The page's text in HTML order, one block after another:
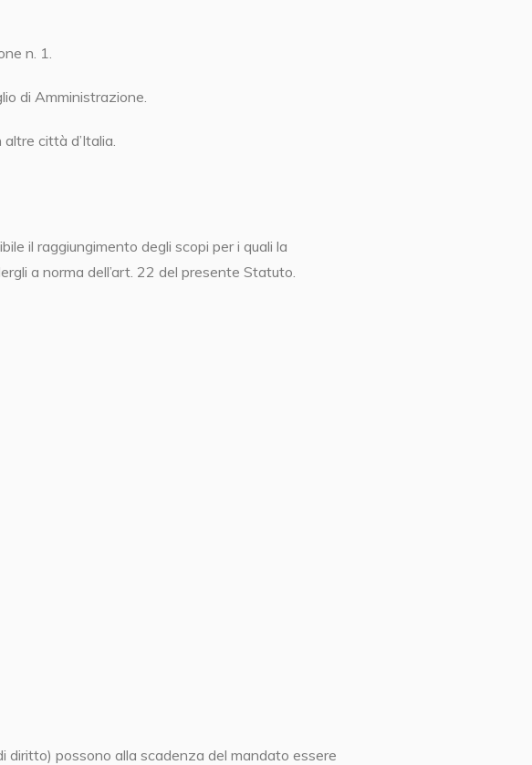
n. 1.
di Amministrazione.
città d’Italia.
il raggiungimento degli scopi per i quali la
a norma dell’art. 22 del presente Statuto.
diritto) possono alla scadenza del mandato essere